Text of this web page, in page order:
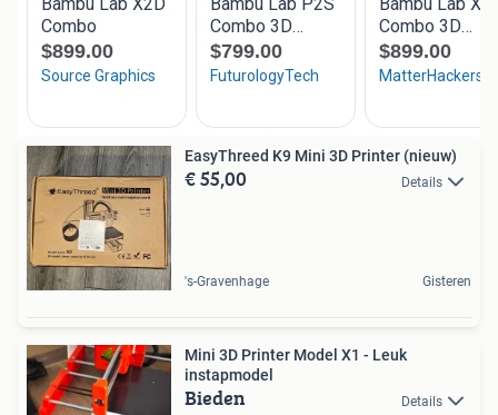
EasyThreed K9 Mini 3D Printer (nieuw)
€ 55,00 Details
's-Gravenhage Gisteren
Mini 3D Printer Model X1 - Leuk
instapmodel
Bieden Details